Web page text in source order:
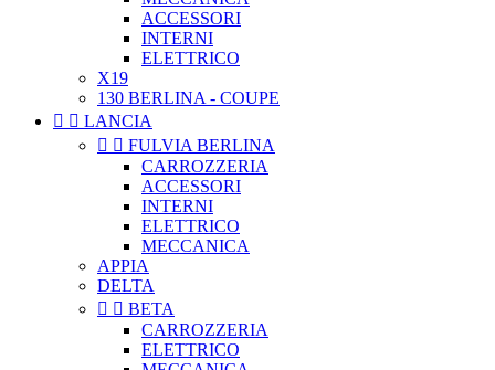
ACCESSORI
INTERNI
ELETTRICO
X19
130 BERLINA - COUPE
  LANCIA
  FULVIA BERLINA
CARROZZERIA
ACCESSORI
INTERNI
ELETTRICO
MECCANICA
APPIA
DELTA
  BETA
CARROZZERIA
ELETTRICO